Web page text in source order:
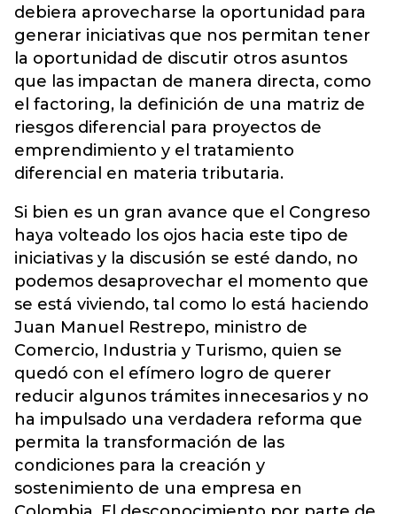
debiera aprovecharse la oportunidad para
generar iniciativas que nos permitan tener
la oportunidad de discutir otros asuntos
que las impactan de manera directa, como
el factoring, la definición de una matriz de
riesgos diferencial para proyectos de
emprendimiento y el tratamiento
diferencial en materia tributaria.
Si bien es un gran avance que el Congreso
haya volteado los ojos hacia este tipo de
iniciativas y la discusión se esté dando, no
podemos desaprovechar el momento que
se está viviendo, tal como lo está haciendo
Juan Manuel Restrepo, ministro de
Comercio, Industria y Turismo, quien se
quedó con el efímero logro de querer
reducir algunos trámites innecesarios y no
ha impulsado una verdadera reforma que
permita la transformación de las
condiciones para la creación y
sostenimiento de una empresa en